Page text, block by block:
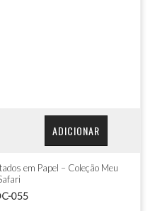
ADICIONAR
em Papel – Coleção Meu
055